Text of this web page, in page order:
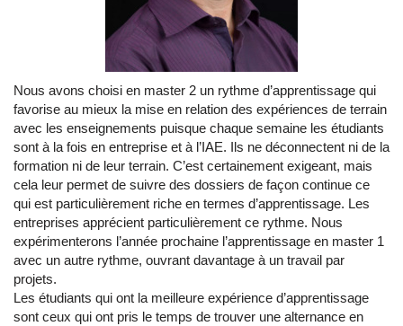
Nous avons choisi en master 2 un rythme d’apprentissage qui
favorise au mieux la mise en relation des expériences de terrain
avec les enseignements puisque chaque semaine les étudiants
sont à la fois en entreprise et à l’IAE. Ils ne déconnectent ni de la
formation ni de leur terrain. C’est certainement exigeant, mais
cela leur permet de suivre des dossiers de façon continue ce
qui est particulièrement riche en termes d’apprentissage. Les
entreprises apprécient particulièrement ce rythme. Nous
expérimenterons l’année prochaine l’apprentissage en master 1
avec un autre rythme, ouvrant davantage à un travail par
projets.
Les étudiants qui ont la meilleure expérience d’apprentissage
sont ceux qui ont pris le temps de trouver une alternance en